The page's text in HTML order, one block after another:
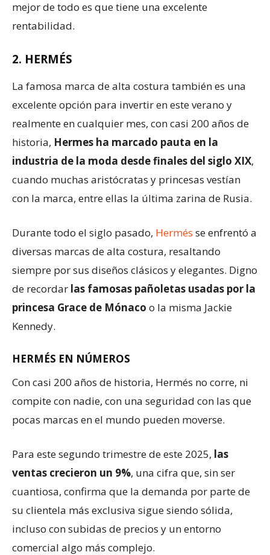
mejor de todo es que tiene una excelente
rentabilidad.
2. HERMÉS
La famosa marca de alta costura también es una
excelente opción para invertir en este verano y
realmente en cualquier mes, con casi 200 años de
historia, Hermes ha marcado pauta en la
industria de la moda desde finales del siglo XIX,
cuando muchas aristócratas y princesas vestían
con la marca, entre ellas la última zarina de Rusia.
Durante todo el siglo pasado, Hermés se enfrentó a
diversas marcas de alta costura, resaltando
siempre por sus diseños clásicos y elegantes. Digno
de recordar las famosas pañoletas usadas por la
princesa Grace de Mónaco o la misma Jackie
Kennedy.
HERMÉS EN NÚMEROS
Con casi 200 años de historia, Hermés no corre, ni
compite con nadie, con una seguridad con las que
pocas marcas en el mundo pueden moverse.
Para este segundo trimestre de este 2025, las
ventas crecieron un 9%, una cifra que, sin ser
cuantiosa, confirma que la demanda por parte de
su clientela más exclusiva sigue siendo sólida,
incluso con subidas de precios y un entorno
comercial algo más complejo.